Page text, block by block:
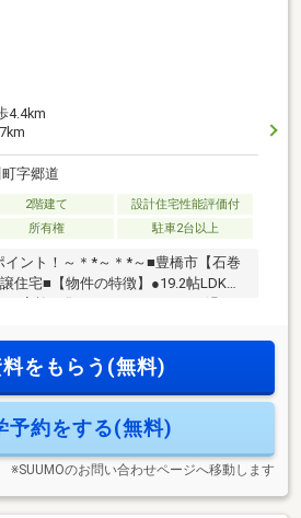
4.4km
字郷道
2階建て
設計住宅性能評価付
所有権 駐車2台以上
イント！～＊*～＊*～■豊橋市【石巻
住宅■【物件の特徴】●19.2帖LDKは
納付きでお部屋がスッキリ片付きま
なので急な雨が降ってもお洗濯物は
くお車でのご移動に便利！■周辺は緑
！お気軽にお問合せください！
料をもらう(無料)
予約をする(無料)
※SUUMOのお問い合わせページへ移動します